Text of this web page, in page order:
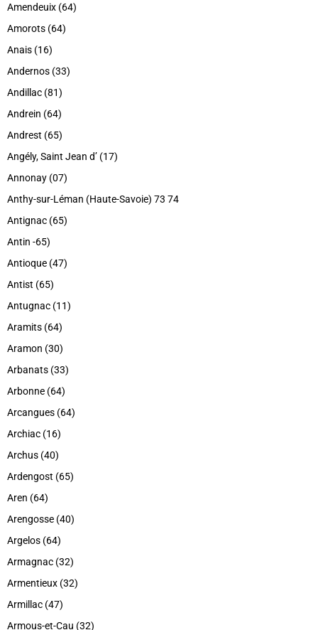
Amendeuix (64)
Amorots (64)
Anais (16)
Andernos (33)
Andillac (81)
Andrein (64)
Andrest (65)
Angély, Saint Jean d’ (17)
Annonay (07)
Anthy-sur-Léman (Haute-Savoie) 73 74
Antignac (65)
Antin -65)
Antioque (47)
Antist (65)
Antugnac (11)
Aramits (64)
Aramon (30)
Arbanats (33)
Arbonne (64)
Arcangues (64)
Archiac (16)
Archus (40)
Ardengost (65)
Aren (64)
Arengosse (40)
Argelos (64)
Armagnac (32)
Armentieux (32)
Armillac (47)
Armous-et-Cau (32)